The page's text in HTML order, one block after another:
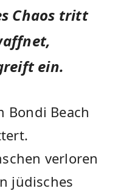
Chaos tritt
ein.
Bondi Beach
verloren
jüdisches